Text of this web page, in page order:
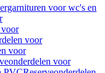
voor wc's en
voor
voor
voor
voor